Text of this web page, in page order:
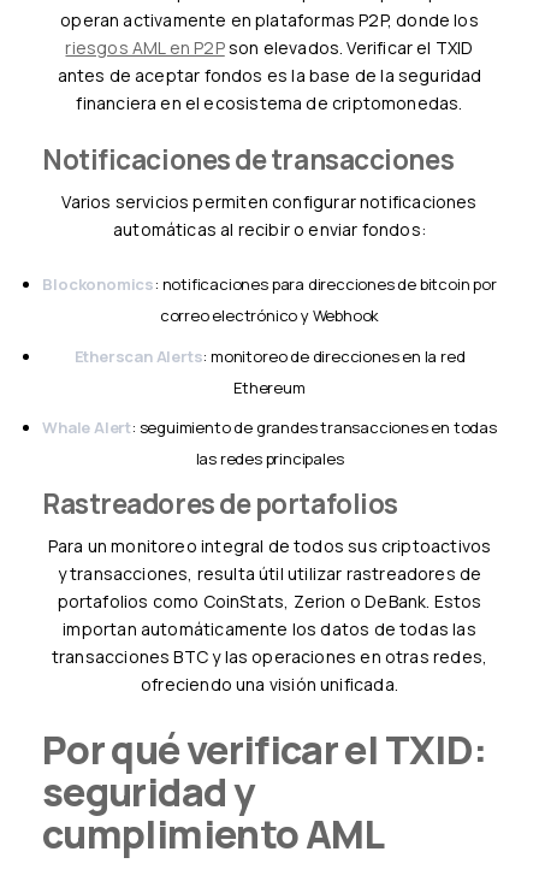
operan activamente en plataformas P2P, donde los
riesgos AML en P2Pson elevados. Verificar el TXID
antes de aceptar fondos es la base de la seguridad
financiera en el ecosistema de criptomonedas.
Notificaciones de transacciones
Varios servicios permiten configurar notificaciones
automáticas al recibir o enviar fondos:
Blockonomics: notificaciones para direcciones de bitcoin por
correo electrónico y Webhook
Etherscan Alerts: monitoreo de direcciones en la red
Ethereum
Whale Alert: seguimiento de grandes transacciones en todas
las redes principales
Rastreadores de portafolios
Para un monitoreo integral de todos sus criptoactivos
y transacciones, resulta útil utilizar rastreadores de
portafolios como CoinStats, Zerion o DeBank. Estos
importan automáticamente los datos de todas las
transacciones BTC y las operaciones en otras redes,
ofreciendo una visión unificada.
Por qué verificar el TXID:
seguridad y
cumplimiento AML